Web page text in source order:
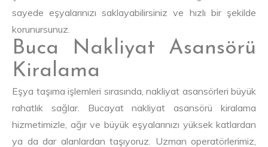
sayede eşyalarınızı saklayabilirsiniz ve hızlı bir şekilde
korunursunuz.
Buca Nakliyat Asansörü
Kiralama
Eşya taşıma işlemleri sırasında, nakliyat asansörleri büyük
rahatlık sağlar. Bucayat nakliyat asansörü kiralama
hizmetimizle, ağır ve büyük eşyalarınızı yüksek katlardan
ya da dar alanlardan taşıyoruz. Uzman operatörlerimiz,